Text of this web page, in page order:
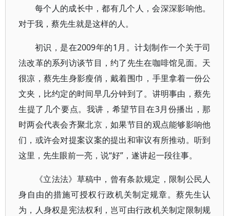
每个人的成长中，都有几个人，会深深影响他。
对于我，蔡先生就是这样的人。
初识，是在2009年的1月。计划制作一个关于司
法改革的系列访谈节目，约了先生在咖啡馆见面。天
很凉，蔡先生身影瘦俏，戴着围巾，手里拿着一份公
文夹，比约定的时间早几分钟到了。讲明事由，蔡先
生提了几个要点。我讲，希望节目在3月份播出，那
时两会代表会齐聚北京，如果节目的观点能够影响他
们，或许会对提案议案的提出和审议有所推动。听到
这里，先生眼前一亮，说“好”，遂讲起一段往事。
《立法法》草稿中，曾有条款规定，限制公民人
身自由的措施可授权行政机关制定规章。蔡先生认
为，人身权是宪法权利，岂可由行政机关制定限制规